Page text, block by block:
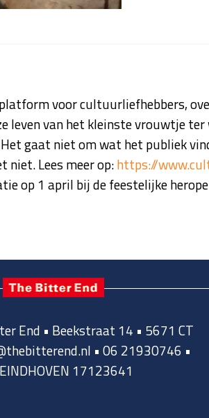
voor cultuurliefhebbers,
van het kleinste vrouwtje
gaat niet om wat het publiek
niet. Lees meer op:https://
op 1 april bij de feestelijke
End • Beekstraat 14 • 5671 CT
• 06 21930746 •
17123641